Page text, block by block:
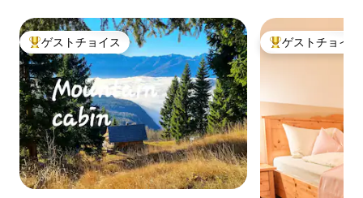
大好評のゲストチョイスです。
ゲストチョイス 大好評のゲスト
ゲストチョイス